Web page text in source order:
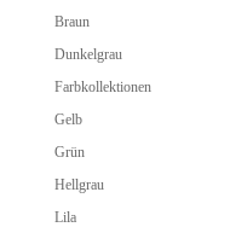
Braun
Dunkelgrau
Farbkollektionen
Gelb
Grün
Hellgrau
Lila